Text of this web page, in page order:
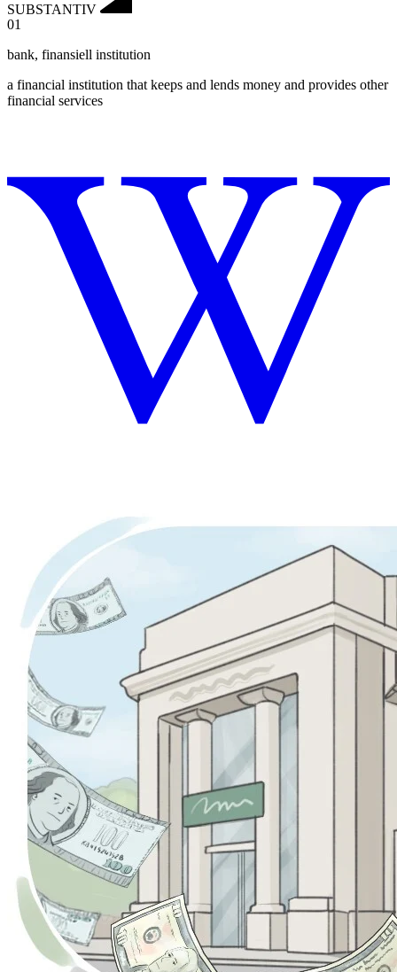
SUBSTANTIV
01
bank, finansiell institution
a financial institution that keeps and lends money and provides other
financial services